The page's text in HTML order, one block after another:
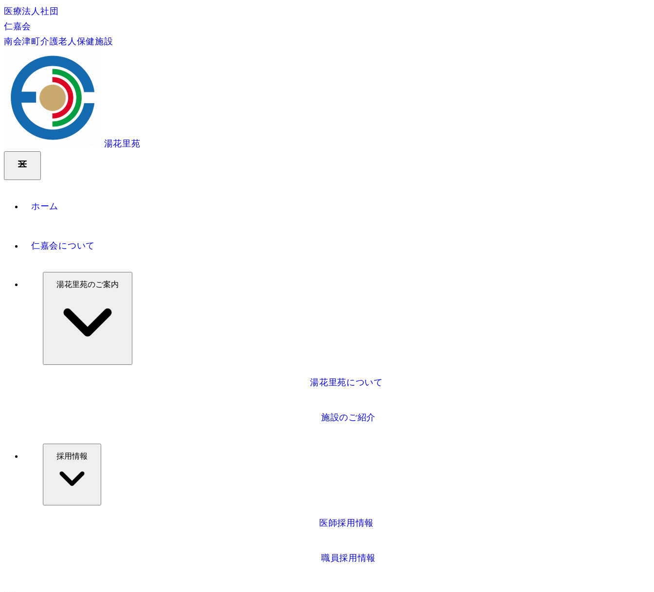
医療法人社団
仁嘉会
南会津町介護老人保健施設
湯花里苑
ホーム
仁嘉会について
湯花里苑のご案内
湯花里苑について
施設のご紹介
採用情報
医師採用情報
職員採用情報